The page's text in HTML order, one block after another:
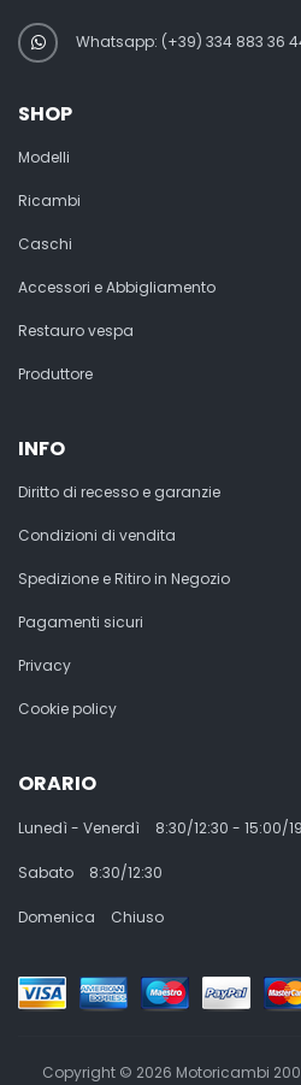
Whatsapp: (+39) 334 883 36
SHOP
Modelli
Ricambi
Caschi
Accessori e Abbigliamento
Restauro vespa
Produttore
INFO
Diritto di recesso e garanzie
Condizioni di vendita
Spedizione e Ritiro in Negozio
Pagamenti sicuri
Privacy
Cookie policy
ORARIO
Lunedì - Venerdì 8:30/12:30 - 15:00/
Sabato 8:30/12:30
Domenica Chiuso
Copyright © 2026 Motoricambi